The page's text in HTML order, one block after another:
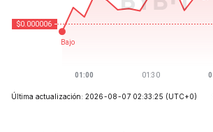
Última actualización: 2026-08-07 02:33:25 (UTC+0)